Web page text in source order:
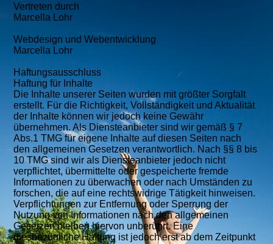
Vertreten durch
Marcella Lohr
Webdesign und Webentwicklung
Marcella Lohr
Haftungsausschluss
Haftung für Inhalte
Die Inhalte unserer Seiten wurden mit größter Sorgfalt
erstellt. Für die Richtigkeit, Vollständigkeit und Aktualität
der Inhalte können wir jedoch keine Gewähr
übernehmen. Als Diensteanbieter sind wir gemäß § 7
Abs.1 TMG für eigene Inhalte auf diesen Seiten nach
den allgemeinen Gesetzen verantwortlich. Nach §§ 8 bis
10 TMG sind wir als Diensteanbieter jedoch nicht
verpflichtet, übermittelte oder gespeicherte fremde
Informationen zu überwachen oder nach Umständen zu
forschen, die auf eine rechtswidrige Tätigkeit hinweisen.
Verpflichtungen zur Entfernung oder Sperrung der
Nutzung von Informationen nach den allgemeinen
Gesetzen bleiben hiervon unberührt. Eine
diesbezügliche Haftung ist jedoch erst ab dem Zeitpunkt